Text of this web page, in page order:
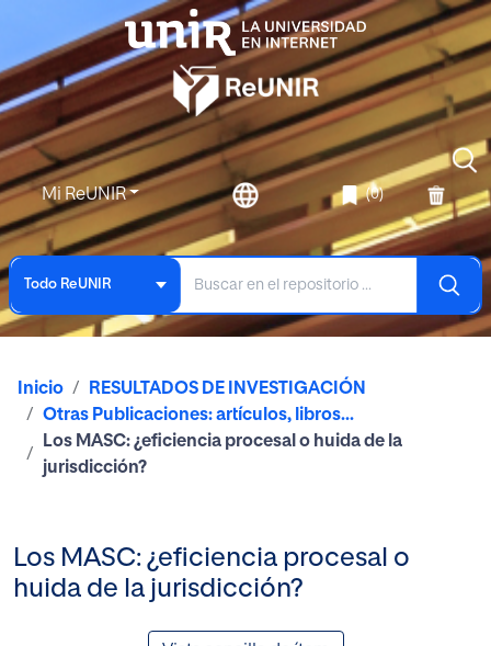
Mi ReUNIR (0)
Todo ReUNIR
Inicio
RESULTADOS DE INVESTIGACIÓN
Otras Publicaciones: artículos, libros...
Los MASC: ¿eficiencia procesal o huida de la
jurisdicción?
Los MASC: ¿eficiencia procesal o
huida de la jurisdicción?